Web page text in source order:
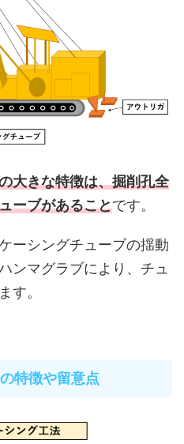
大きな特徴は、掘削孔全
ーブがあることです。
ーシングチューブの揺動
ンマグラブにより、チュ
す。
特徴や留意点